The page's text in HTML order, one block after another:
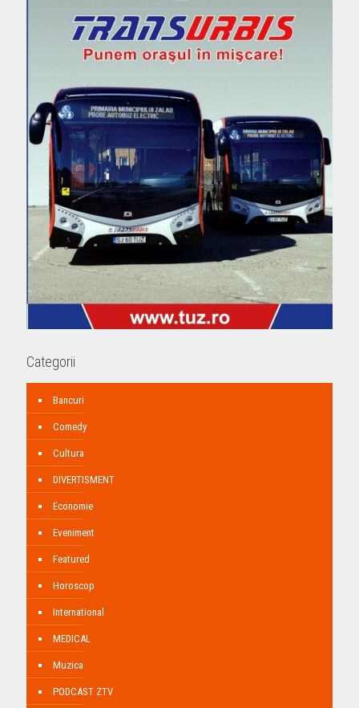
Categorii
Bancuri
Comedy
Cultura
DIVERTISMENT
Economie
Eveniment
Featured
Horoscop
International
MEDICAL
Muzica
PODCAST ZTV